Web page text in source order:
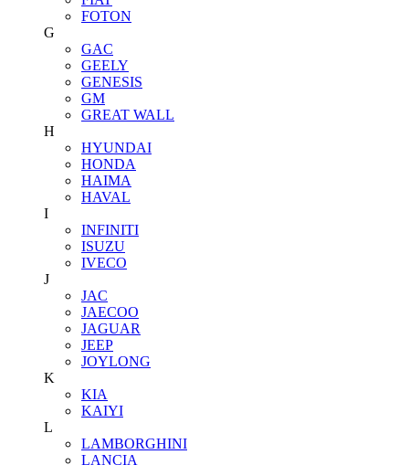
FOTON
G
GAC
GEELY
GENESIS
GM
GREAT WALL
H
HYUNDAI
HONDA
HAIMA
HAVAL
I
INFINITI
ISUZU
IVECO
J
JAC
JAECOO
JAGUAR
JEEP
JOYLONG
K
KIA
KAIYI
L
LAMBORGHINI
LANCIA